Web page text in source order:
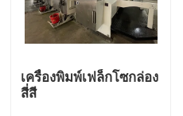
ทัวร์โรงงาน
ควบคุมคุณภาพ
เครื่องพิมพ์เฟล็กโซกล่อง
สี่สี